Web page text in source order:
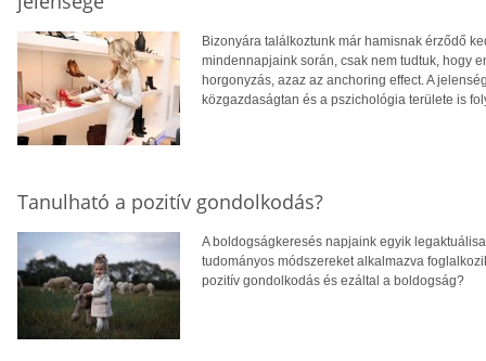
Bizonyára találkoztunk már hamisnak érződő
mindennapjaink során, csak nem tudtuk, hogy
horgonyzás, azaz az anchoring effect. A
közgazdaságtan és a pszichológia területe is
Tanulható a pozitív gondolkodás?
A boldogságkeresés napjaink egyik
tudományos módszereket alkalmazva
pozitív gondolkodás és ezáltal a boldogság?